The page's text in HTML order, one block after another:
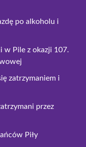
po alkoholu i
w Pile z okazji 107.
zatrzymaniem i
przez
Piły